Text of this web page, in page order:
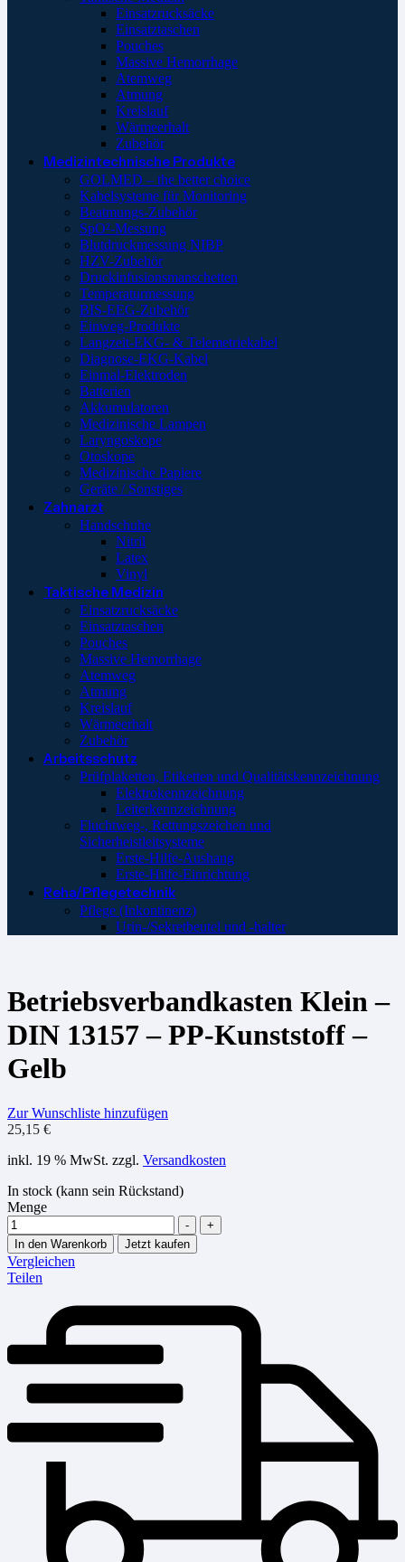
Einsatzrucksäcke
Einsatztaschen
Pouches
Massive Hemorrhage
Atemweg
Atmung
Kreislauf
Wärmeerhalt
Zubehör
Medizintechnische Produkte
GOLMED – the better choice
Kabelsysteme für Monitoring
Beatmungs-Zubehör
SpO²-Messung
Blutdruckmessung NIBP
HZV-Zubehör
Druckinfusionsmanschetten
Temperaturmessung
BIS-EEG-Zubehör
Einweg-Produkte
Langzeit-EKG- & Telemetriekabel
Diagnose-EKG-Kabel
Einmal-Elektroden
Batterien
Akkumulatoren
Medizinische Lampen
Laryngoskope
Otoskope
Medizinische Papiere
Geräte / Sonstiges
Zahnarzt
Handschuhe
Nitril
Latex
Vinyl
Taktische Medizin
Einsatzrucksäcke
Einsatztaschen
Pouches
Massive Hemorrhage
Atemweg
Atmung
Kreislauf
Wärmeerhalt
Zubehör
Arbeitsschutz
Prüfplaketten, Etiketten und Qualitätskennzeichnung
Elektrokennzeichnung
Leiterkennzeichnung
Fluchtweg-, Rettungszeichen und
Sicherheistleitsysteme
Erste-Hilfe-Aushang
Erste-Hilfe-Einrichtung
Reha/Pflegetechnik
Pflege (Inkontinenz)
Urin-/Sekretbeutel und -halter
Betriebsverbandkasten Klein –
DIN 13157 – PP-Kunststoff –
Gelb
Zur Wunschliste hinzufügen
25,15 €
inkl. 19 % MwSt. zzgl. Versandkosten
In stock (kann sein Rückstand)
Menge
-
+
In den Warenkorb
Jetzt kaufen
Vergleichen
Teilen